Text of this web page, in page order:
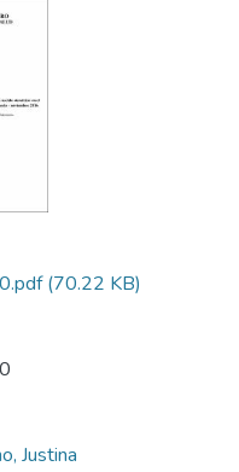
(70.22 KB)
Justina